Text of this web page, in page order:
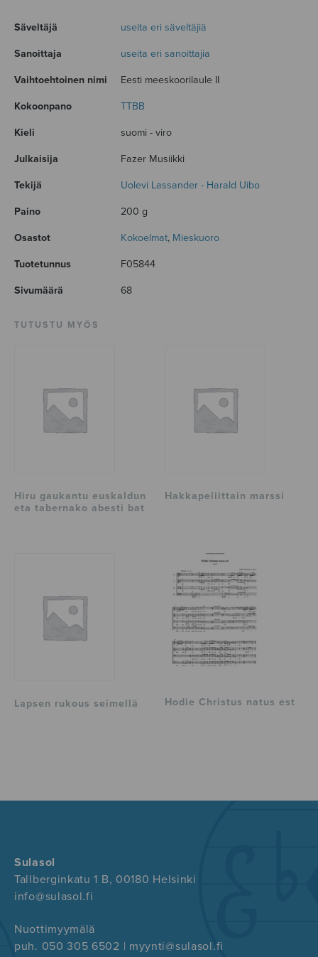
Säveltäjä useita eri säveltäjiä
Sanoittaja useita eri sanoittajia
Vaihtoehtoinen nimi Eesti meeskoorilaule II
Kokoonpano TTBB
Kieli suomi - viro
Julkaisija Fazer Musiikki
Tekijä Uolevi Lassander - Harald Uibo
Paino 200 g
Osastot Kokoelmat, Mieskuoro
Tuotetunnus F05844
Sivumäärä 68
TUTUSTU MYÖS
Hiru gaukantu euskaldun
eta tabernako abesti bat
Hakkapeliittain marssi
Lapsen rukous seimellä Hodie Christus natus est
Sulasol
Tallberginkatu 1 B, 00180 Helsinki
info@sulasol.fi
Nuottimyymälä
puh. 050 305 6502 | myynti@sulasol.fi